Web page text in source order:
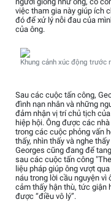
việc tham gia này giúp ích
đó để xử lý nỗi đau của
của ông.
Khung cảnh xúc động trước
Sau các cuộc tấn công,
đình nạn nhân và những
đảm nhận vị trí chủ tịch
hiệp hội. Ông được các
trong các cuộc phỏng vấn
thấy, nhìn thấy và nghe
Georges cũng đang để
sau các cuộc tấn công
liệu pháp giúp ông vượt
náu trong lời cầu nguyện vì
cảm thấy hận thù, tức giận
được “điều vô lý”.